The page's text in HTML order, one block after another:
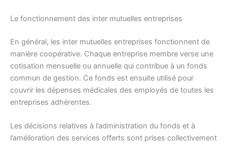
Le fonctionnement des inter mutuelles entreprises
En général, les inter mutuelles entreprises fonctionnent de
manière coopérative. Chaque entreprise membre verse une
cotisation mensuelle ou annuelle qui contribue à un fonds
commun de gestion. Ce fonds est ensuite utilisé pour
couvrir les dépenses médicales des employés de toutes les
entreprises adhérentes.
Les décisions relatives à l’administration du fonds et à
l’amélioration des services offerts sont prises collectivement